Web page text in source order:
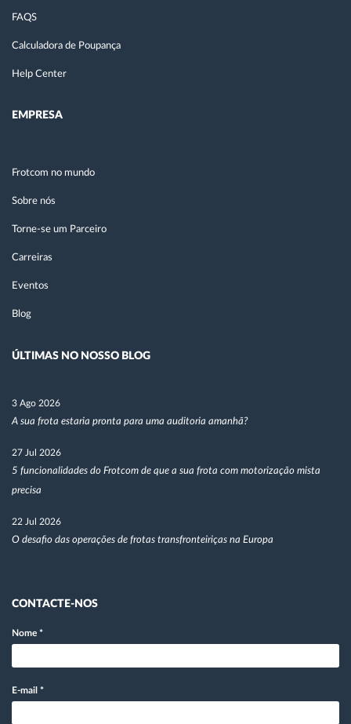
FAQS
Calculadora de Poupança
Help Center
EMPRESA
Frotcom no mundo
Sobre nós
Torne-se um Parceiro
Carreiras
Eventos
Blog
ÚLTIMAS NO NOSSO BLOG
3 Ago 2026
A sua frota estaria pronta para uma auditoria amanhã?
27 Jul 2026
5 funcionalidades do Frotcom de que a sua frota com motorização mista
precisa
22 Jul 2026
O desafio das operações de frotas transfronteiriças na Europa
CONTACTE-NOS
Nome *
E-mail *